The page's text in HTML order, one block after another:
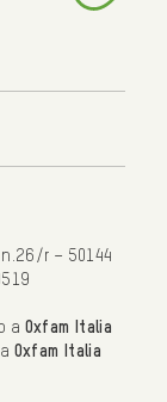
r – 50144
a Oxfam Italia
Oxfam Italia